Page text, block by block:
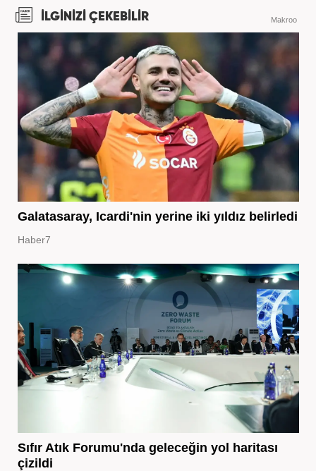
İLGİNİZİ ÇEKEBİLİR Makroo
Galatasaray, Icardi'nin yerine iki yıldız belirledi
Haber7
Sıfır Atık Forumu'nda geleceğin yol haritası
çizildi